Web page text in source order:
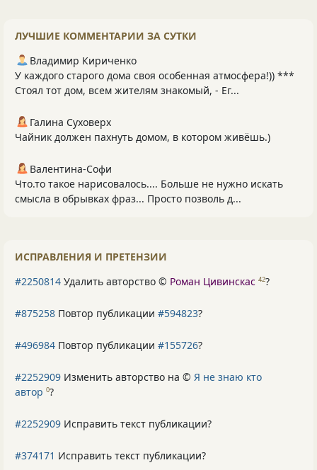
ЛУЧШИЕ КОММЕНТАРИИ ЗА СУТКИ
Владимир Кириченко
У каждого старого дома своя особенная атмосфера!)) ***
Стоял тот дом, всем жителям знакомый, - Ег...
Галина Суховерх
Чайник должен пахнуть домом, в котором живёшь.)
Валентина-Софи
Что.то такое нарисовалось.... Больше не нужно искать
смысла в обрывках фраз... Просто позволь д...
ИСПРАВЛЕНИЯ И ПРЕТЕНЗИИ
#2250814 Удалить авторство © Роман Цивинскас 42?
#875258 Повтор публикации #594823?
#496984 Повтор публикации #155726?
#2252909 Изменить авторство на © Я не знаю кто
автор 0?
#2252909 Исправить текст публикации?
#374171 Исправить текст публикации?